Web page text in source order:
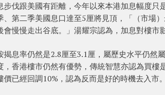
伐跟美國有距離，今年以來本港加息幅度只
第二季美國息口達至5厘將見頂，「（市場
慢慢走出谷底。」湯耀宗認為，加息對樓市
揭息率仍然是2.8厘至3.1厘，屬歷史水平仍然
香港樓市仍然有優勢，傳統智慧亦認為買樓
已經回調10%，認為反而是好的時機去入市。